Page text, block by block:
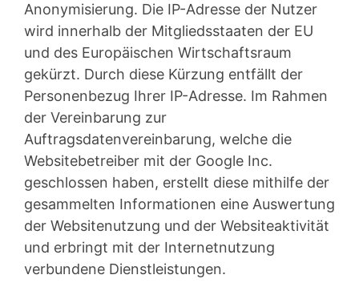
Anonymisierung. Die IP-Adresse der Nutzer
wird innerhalb der Mitgliedsstaaten der EU
und des Europäischen Wirtschaftsraum
gekürzt. Durch diese Kürzung entfällt der
Personenbezug Ihrer IP-Adresse. Im Rahmen
der Vereinbarung zur
Auftragsdatenvereinbarung, welche die
Websitebetreiber mit der Google Inc.
geschlossen haben, erstellt diese mithilfe der
gesammelten Informationen eine Auswertung
der Websitenutzung und der Websiteaktivität
und erbringt mit der Internetnutzung
verbundene Dienstleistungen.